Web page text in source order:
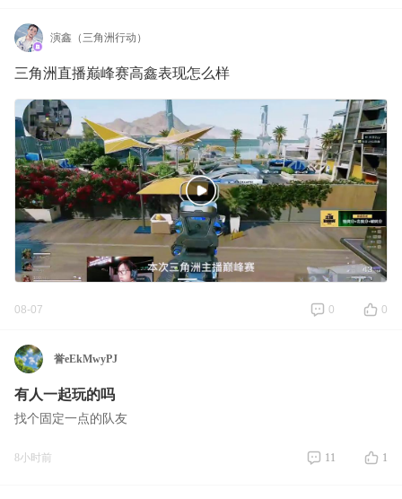
演鑫（三角洲行动）
三角洲直播巅峰赛高鑫表现怎么样
08-07 0 0
誉eEkMwyPJ
有人一起玩的吗
找个固定一点的队友
8小时前 11 1